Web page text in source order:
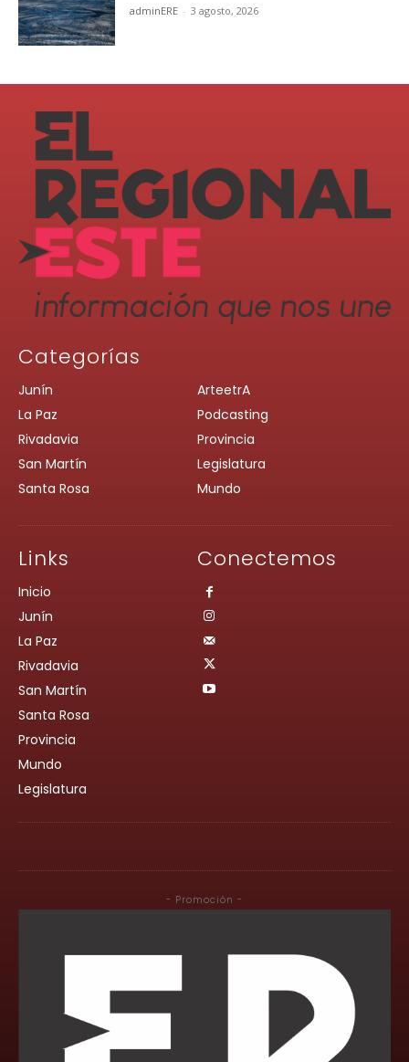
adminERE - 3 agosto, 2026
Categorías
Junín
La Paz
Rivadavia
San Martín
Santa Rosa
ArteetrA
Podcasting
Provincia
Legislatura
Mundo
Links
Inicio
Junín
La Paz
Rivadavia
San Martín
Santa Rosa
Provincia
Mundo
Legislatura
Conectemos
- Promoción -